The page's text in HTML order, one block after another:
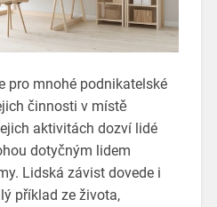
pro mnohé podnikatelské
činnosti v místě
aktivitách dozví lidé
dotyčným lidem
Lidská závist dovede i
příklad ze života,